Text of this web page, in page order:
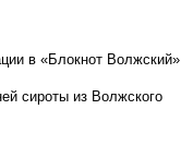
в «Блокнот Волжский»
сироты из Волжского